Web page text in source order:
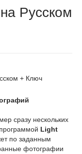
Русском
сразу нескольких
Light
по заданным
фотографии